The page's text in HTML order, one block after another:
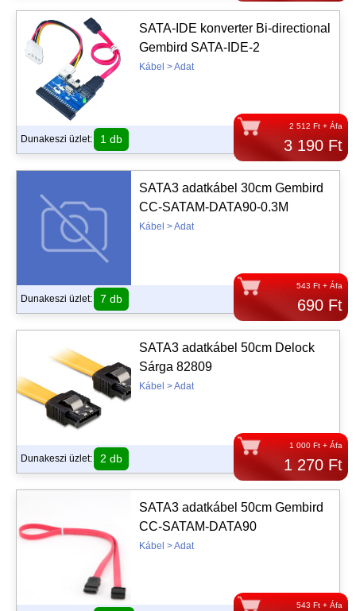
2 512 Ft + Áfa
3 190 Ft
SATA-IDE konverter Bi-directional
Gembird SATA-IDE-2
Kábel > Adat
Dunakeszi üzlet: 1 db
543 Ft + Áfa
690 Ft
SATA3 adatkábel 30cm Gembird
CC-SATAM-DATA90-0.3M
Kábel > Adat
Dunakeszi üzlet: 7 db
1 000 Ft + Áfa
1 270 Ft
SATA3 adatkábel 50cm Delock
Sárga 82809
Kábel > Adat
Dunakeszi üzlet: 2 db
543 Ft + Áfa
SATA3 adatkábel 50cm Gembird
CC-SATAM-DATA90
Kábel > Adat